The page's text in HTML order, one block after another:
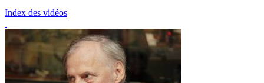
Index des vidéos